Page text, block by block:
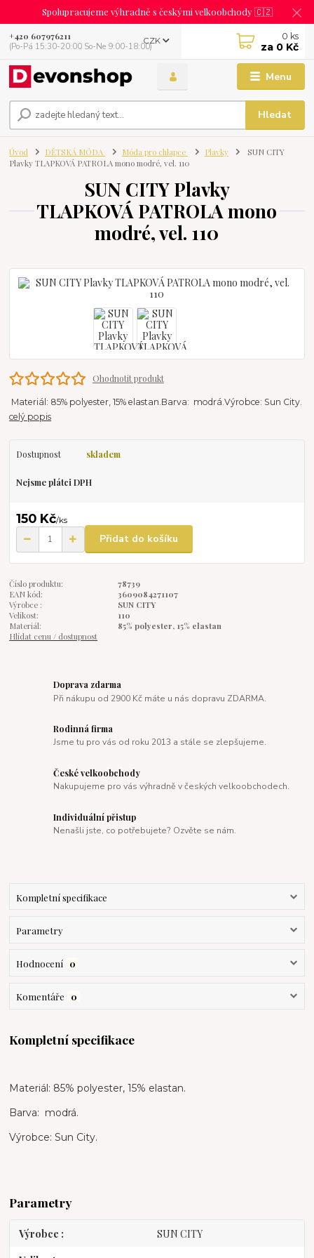
Spolupracujeme výhradně s českými velkoobchody 🇨🇿
Menu
CZK
Hledat
+420 607976211
(Po-Pá 15:30-20:00 So-Ne 9:00-18:00)
0 ks
za 0 Kč
Úvod DĚTSKÁ MÓDA Móda pro chlapce Plavky
SUN CITY
Plavky TLAPKOVÁ PATROLA mono modré, vel. 110
SUN CITY Plavky
TLAPKOVÁ PATROLA mono
modré, vel. 110
Ohodnotit produkt
Materiál: 85% polyester, 15% elastan.Barva: modrá.Výrobce: Sun City.
celý popis
Dostupnost skladem
Nejsme plátci DPH
150 Kč/ks
Přidat do košíku
Číslo produktu:
78739
EAN kód:
3609084271107
Výrobce :
SUN CITY
Velikost:
110
Materiál:
85% polyester, 15% elastan
Hlídat cenu / dostupnost
Doprava zdarma
Při nákupu od 2900 Kč máte u nás dopravu ZDARMA.
Rodinná firma
Jsme tu pro vás od roku 2013 a stále se zlepšujeme.
České velkoobchody
Nakupujeme pro vás výhradně v českých velkoobchodech.
Individuální přistup
Nenašli jste, co potřebujete? Ozvěte se nám.
Kompletní specifikace
Parametry
Hodnocení 0
Komentáře 0
Kompletní specifikace
Materiál: 85% polyester, 15% elastan.
Barva: modrá.
Výrobce: Sun City.
Parametry
Výrobce SUN CITY